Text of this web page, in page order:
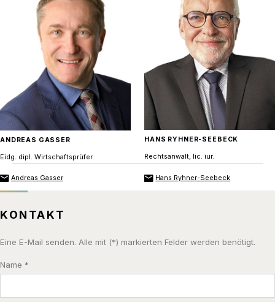
ANDREAS GASSER
Eidg. dipl. Wirtschaftsprüfer
Andreas Gasser
HANS RYHNER-SEEBECK
Rechtsanwalt, lic. iur.
Hans Ryhner-Seebeck
KONTAKT
Eine E-Mail senden. Alle mit (*) markierten Felder werden benötigt.
Name *